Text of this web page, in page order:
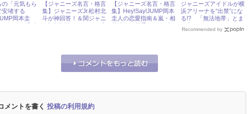
の「元気もら
安堵する
岡本圭
【ジャニーズ名言・格言
集】ジャニーズJr.松村北
斗が神回答！＆関ジャニ
【ジャニーズ名言・格言
集】Hey!Say!JUMP岡本
圭人の恋愛指南＆嵐・相
ジャニーズアイドルが横
浜アリーナを“出禁”にな
る!? 「無法地帯」とま
で言われたファンマナー
の酷さ
Recommended by
メントを書く 投稿の利用規約